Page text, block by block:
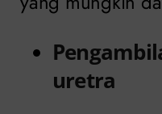
uretra